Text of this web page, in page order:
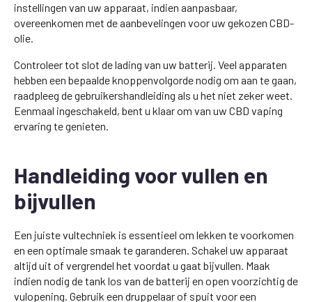
instellingen van uw apparaat, indien aanpasbaar,
overeenkomen met de aanbevelingen voor uw gekozen CBD-
olie.
Controleer tot slot de lading van uw batterij. Veel apparaten
hebben een bepaalde knoppenvolgorde nodig om aan te gaan,
raadpleeg de gebruikershandleiding als u het niet zeker weet.
Eenmaal ingeschakeld, bent u klaar om van uw CBD vaping
ervaring te genieten.
Handleiding voor vullen en
bijvullen
Een juiste vultechniek is essentieel om lekken te voorkomen
en een optimale smaak te garanderen. Schakel uw apparaat
altijd uit of vergrendel het voordat u gaat bijvullen. Maak
indien nodig de tank los van de batterij en open voorzichtig de
vulopening. Gebruik een druppelaar of spuit voor een